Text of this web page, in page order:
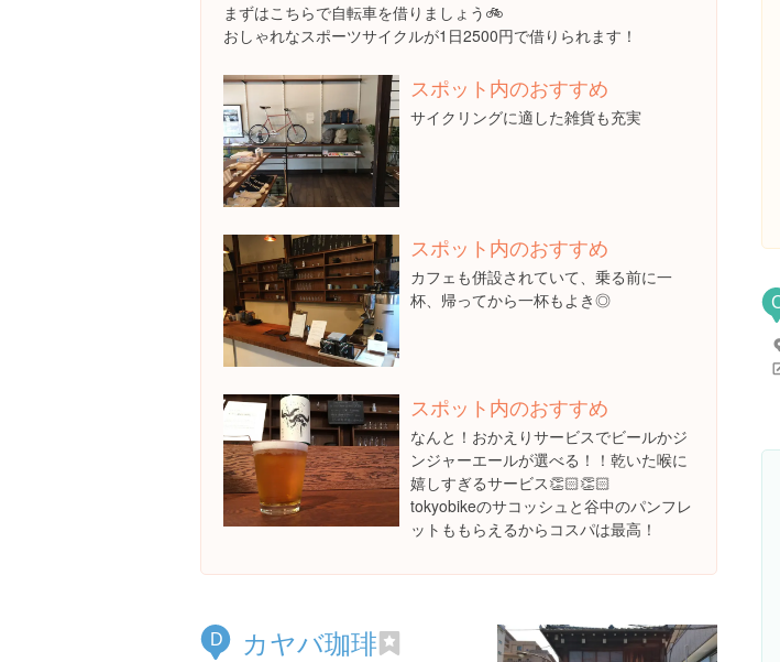
まずはこちらで自転車を借りましょう🚲
おしゃれなスポーツサイクルが1日2500円で借りられます！
スポット内のおすすめ
サイクリングに適した雑貨も充実
スポット内のおすすめ
カフェも併設されていて、乗る前に一
杯、帰ってから一杯もよき◎
スポット内のおすすめ
なんと！おかえりサービスでビールかジ
ンジャーエールが選べる！！乾いた喉に
嬉しすぎるサービス👏🏻👏🏻
tokyobikeのサコッシュと谷中のパンフレ
ットももらえるからコスパは最高！
D カヤバ珈琲